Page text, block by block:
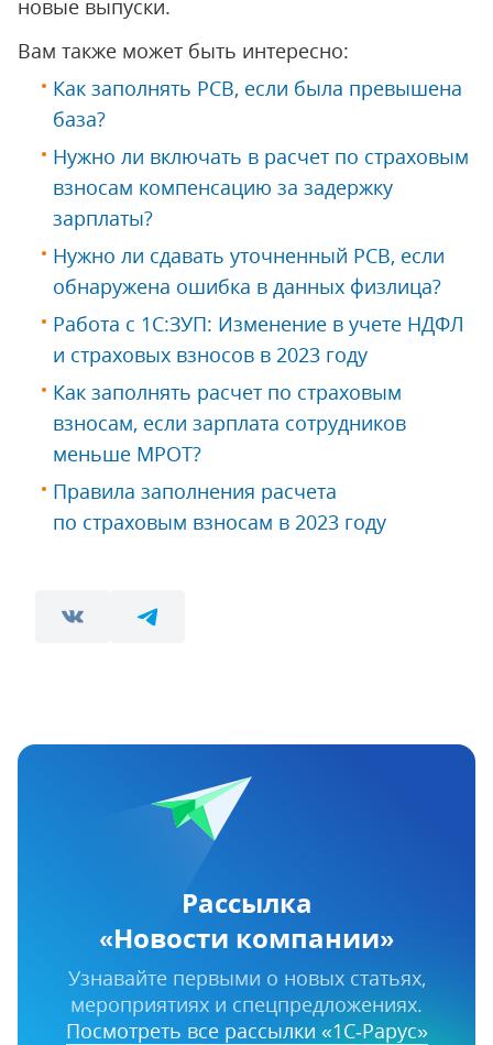
новые выпуски.
Вам также может быть интересно:
Как заполнять РСВ, если была превышена
база?
Нужно ли включать в расчет по страховым
взносам компенсацию за задержку
зарплаты?
Нужно ли сдавать уточненный РСВ, если
обнаружена ошибка в данных физлица?
Работа с 1С:ЗУП: Изменение в учете НДФЛ
и страховых взносов в 2023 году
Как заполнять расчет по страховым
взносам, если зарплата сотрудников
меньше МРОТ?
Правила заполнения расчета
по страховым взносам в 2023 году
Рассылка
«Новости компании»
Узнавайте первыми о новых статьях,
мероприятиях и спецпредложениях.
Посмотреть все рассылки «1С‑Рарус»